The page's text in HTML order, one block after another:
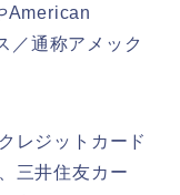
American
／通称アメック
レジットカード
三井住友カー